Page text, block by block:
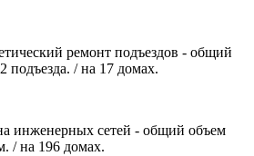
ремонт подъездов - общий
подъезда. / на 17 домах.
инженерных сетей - общий объем
/ на 196 домах.